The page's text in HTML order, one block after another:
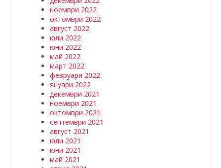
ноември 2022
октомври 2022
август 2022
юли 2022
юни 2022
май 2022
март 2022
февруари 2022
януари 2022
декември 2021
ноември 2021
октомври 2021
септември 2021
август 2021
юли 2021
юни 2021
май 2021